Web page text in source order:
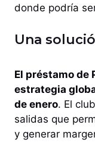
donde podría
Una
El préstamo de
estrategia
de enero. El
salidas que
y generar